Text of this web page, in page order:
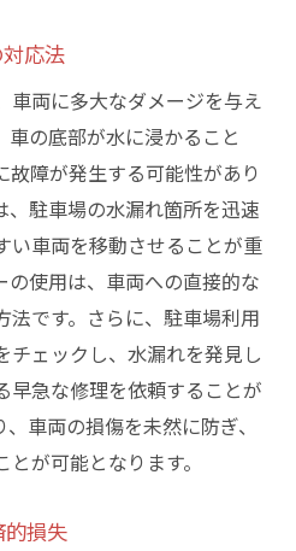
応法
車両に多大なダメージを与え
の底部が水に浸かること
故障が発生する可能性があり
、駐車場の水漏れ箇所を迅速
い車両を移動させることが重
の使用は、車両への直接的な
です。さらに、駐車場利用
チェックし、水漏れを発見し
早急な修理を依頼することが
車両の損傷を未然に防ぎ、
が可能となります。
損失